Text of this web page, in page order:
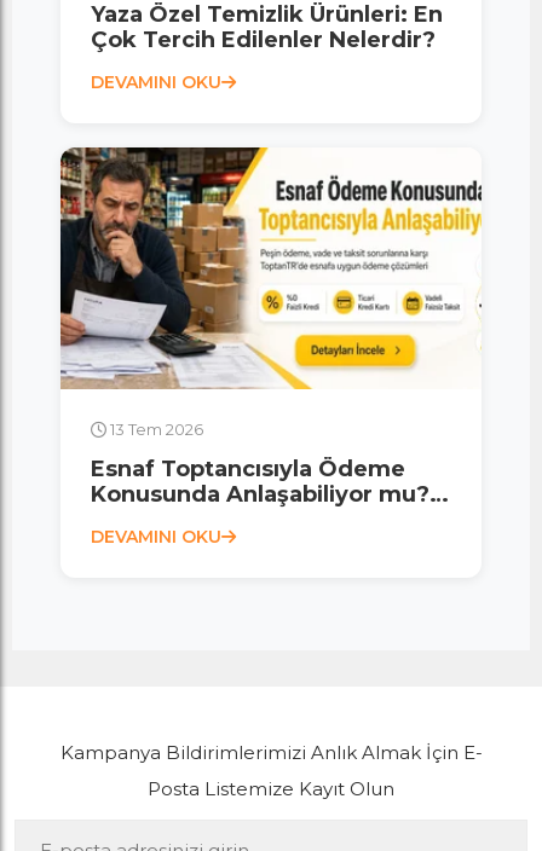
Yaza Özel Temizlik Ürünleri: En
Çok Tercih Edilenler Nelerdir?
DEVAMINI OKU
13 Tem 2026
Esnaf Toptancısıyla Ödeme
Konusunda Anlaşabiliyor mu? I
DEVAMINI OKU
Kampanya Bildirimlerimizi Anlık Almak İçin E-
Posta Listemize Kayıt Olun